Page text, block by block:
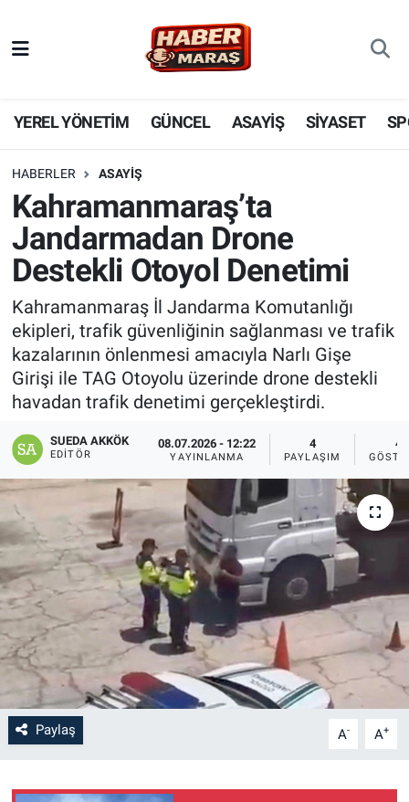
YEREL YÖNETİM GÜNCEL ASAYİŞ SİYASET
HABERLER ASAYİŞ
Kahramanmaraş’ta
Jandarmadan Drone
Destekli Otoyol Denetimi
Kahramanmaraş İl Jandarma Komutanlığı
ekipleri, trafik güvenliğinin sağlanması ve trafik
kazalarının önlenmesi amacıyla Narlı Gişe
Girişi ile TAG Otoyolu üzerinde drone destekli
havadan trafik denetimi gerçekleştirdi.
SUEDA AKKÖK
EDITÖR
08.07.2026 - 12:22
YAYINLANMA
4
PAYLAŞIM
4
Paylaş A- A+
YEREL YÖNETİM
GÜNCEL
BİLİM VE TEKNOLOJİ
KADIN AİLE
SPOR
DÜNYA
EKONOMİ
SİYASET
SAĞLIK
YAŞAM
EĞİTİM
ASAYİŞ
MAGAZİN
KÜLTÜR-SANAT
ÇEVRE
Nöbetçi Eczaneler
Hava Durumu
Trafik Durumu
Süper Lig Puan Durumu ve Fikstür
Tüm Manşetler
Son Dakika Haberleri
Haber Arşivi